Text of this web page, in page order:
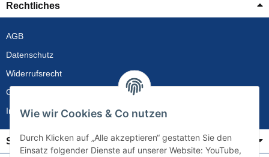
Rechtliches
AGB
Datenschutz
Widerrufsrecht
Gewährleistung
Impressum
Service
Wie wir Cookies & Co nutzen
Durch Klicken auf „Alle akzeptieren“ gestatten Sie den
Einsatz folgender Dienste auf unserer Website: YouTube,